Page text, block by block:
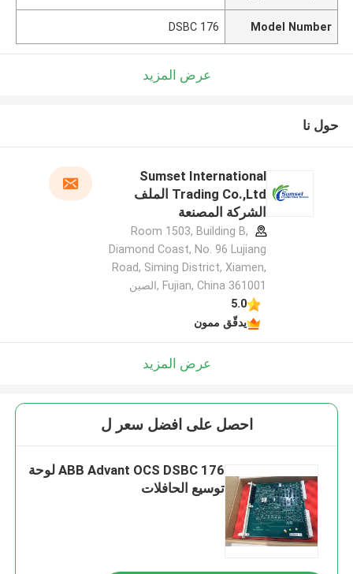
Model Number
DSBC 176
عرض المزيد
حول نا
Sumset International
Trading Co.,Ltd الملف
الشركة المصنعة
Room 1503, Building B,
Diamond Coast, No. 96 Lujiang
Road, Siming District, Xiamen,
Fujian, China 361001 ,الصين
5.0
يدقّق ممون
عرض المزيد
احصل على افضل سعر ل
ABB Advant OCS DSBC 176 لوحة
توسيع الحافلات